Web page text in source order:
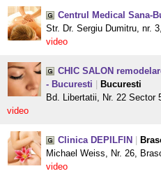
Centrul Medical Sana-
Str. Dr. Sergiu Dumitru, nr.
video
CHIC SALON
- Bucuresti
Bucuresti
Bd. Libertatii, Nr. 22 Sector
video
Clinica DEPILFIN
Michael Weiss, Nr. 26,
video